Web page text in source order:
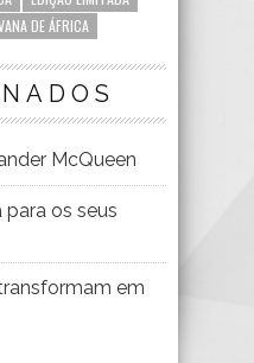
DE ÁFRICA
McQueen
os seus
em